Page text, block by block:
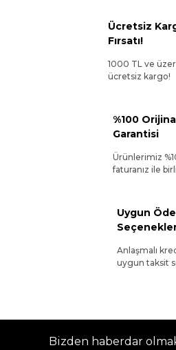
Ücretsiz
Fırsatı!
1000 TL ve
ücretsiz kargo!
%100
Garantisi
Ürünlerimiz
faturanız ile
Uygun
Anlaşmalı
uygun taksit
Bizden haberdar